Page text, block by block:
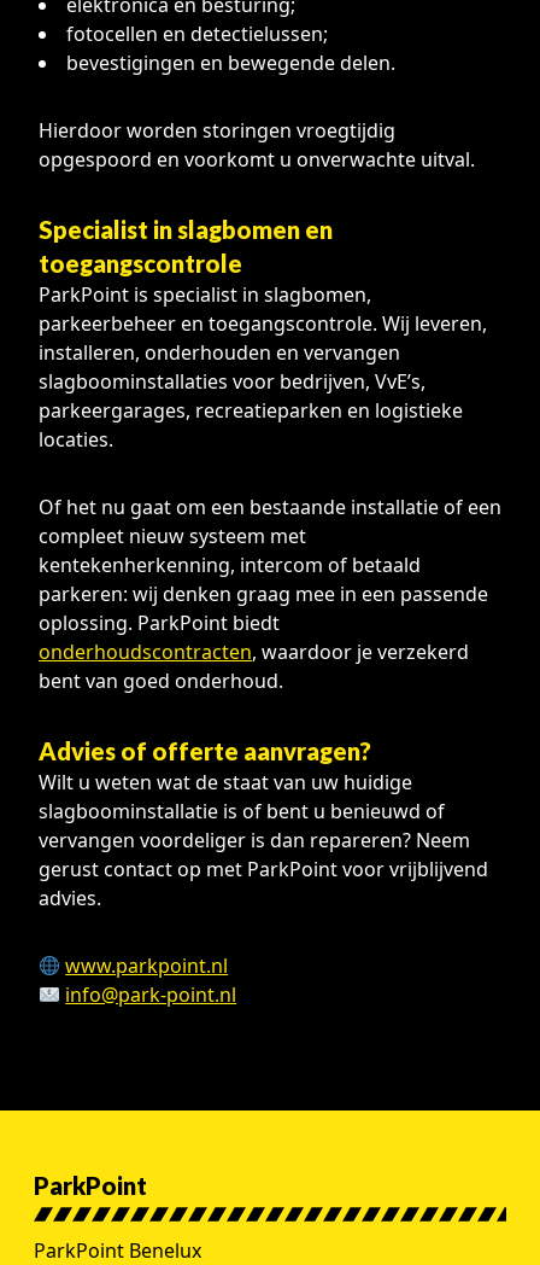
fotocellen en detectielussen;
bevestigingen en bewegende delen.
Hierdoor worden storingen vroegtijdig
opgespoord en voorkomt u onverwachte uitval.
Specialist in slagbomen en
toegangscontrole
ParkPoint is specialist in slagbomen,
parkeerbeheer en toegangscontrole. Wij leveren,
installeren, onderhouden en vervangen
slagboominstallaties voor bedrijven, VvE’s,
parkeergarages, recreatieparken en logistieke
locaties.
Of het nu gaat om een bestaande installatie of een
compleet nieuw systeem met
kentekenherkenning, intercom of betaald
parkeren: wij denken graag mee in een passende
oplossing. ParkPoint biedt
onderhoudscontracten, waardoor je verzekerd
bent van goed onderhoud.
Advies of offerte aanvragen?
Wilt u weten wat de staat van uw huidige
slagboominstallatie is of bent u benieuwd of
vervangen voordeliger is dan repareren? Neem
gerust contact op met ParkPoint voor vrijblijvend
advies.
www.parkpoint.nl
info@park-point.nl
ParkPoint
ParkPoint Benelux